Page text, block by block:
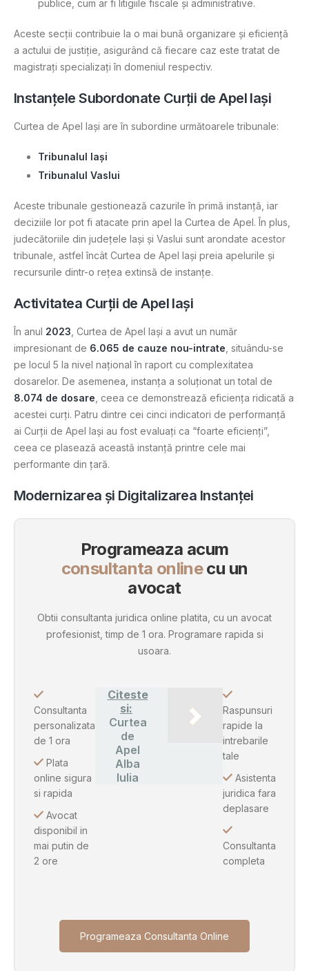
publice, cum ar fi litigiile fiscale și administrative.
Aceste secții contribuie la o mai bună organizare și eficiență
a actului de justiție, asigurând că fiecare caz este tratat de
magistrați specializați în domeniul respectiv​.
Instanțele Subordonate Curții de Apel Iași
Curtea de Apel Iași are în subordine următoarele tribunale:
Tribunalul Iași
Tribunalul Vaslui
Aceste tribunale gestionează cazurile în primă instanță, iar
deciziile lor pot fi atacate prin apel la Curtea de Apel. În plus,
judecătoriile din județele Iași și Vaslui sunt arondate acestor
tribunale, astfel încât Curtea de Apel Iași preia apelurile și
recursurile dintr-o rețea extinsă de instanțe.
Activitatea Curții de Apel Iași
În anul 2023 , Curtea de Apel Iași a avut un număr
impresionant de 6.065 de cauze nou-intrate , situându-se
pe locul 5 la nivel național în raport cu complexitatea
dosarelor. De asemenea, instanța a soluționat un total de
8.074 de dosare , ceea ce demonstrează eficiența ridicată a
acestei curți. Patru dintre cei cinci indicatori de performanță
ai Curții de Apel Iași au fost evaluați ca “foarte eficienți”,
ceea ce plasează această instanță printre cele mai
performante din țară​.
Modernizarea și Digitalizarea Instanței
Programeaza acum
consultanta onlinecu un
avocat
Obtii consultanta juridica online platita, cu un avocat
profesionist, timp de 1 ora. Programare rapida si
usoara.
Consultanta
personalizata
de 1 ora
Plata
online sigura
si rapida
Avocat
disponibil in
mai putin de
2 ore
Citeste
si:
Curtea
de
Apel
Alba
Iulia
Raspunsuri
rapide la
intrebarile
tale
Asistenta
juridica fara
deplasare
Consultanta
completa
Programeaza Consultanta Online